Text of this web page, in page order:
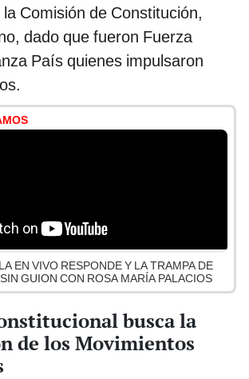
Comisión de Constitución,
dado que fueron Fuerza
País quienes impulsaron
EN VIVO RESPONDE Y LA TRAMPA DE
GUION CON ROSA MARÍA PALACIOS
busca la
de los Movimientos